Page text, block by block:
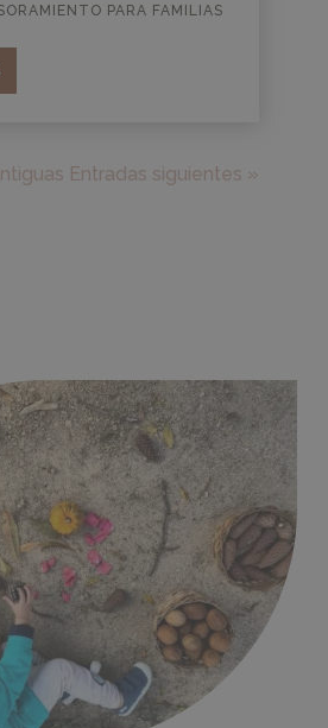
PARA FAMILIAS
Entradas siguientes »